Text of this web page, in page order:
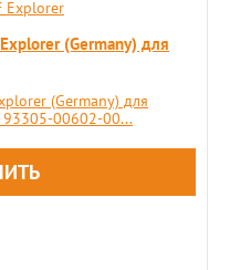
(Germany) для
(Germany) для
93305-00602-00...